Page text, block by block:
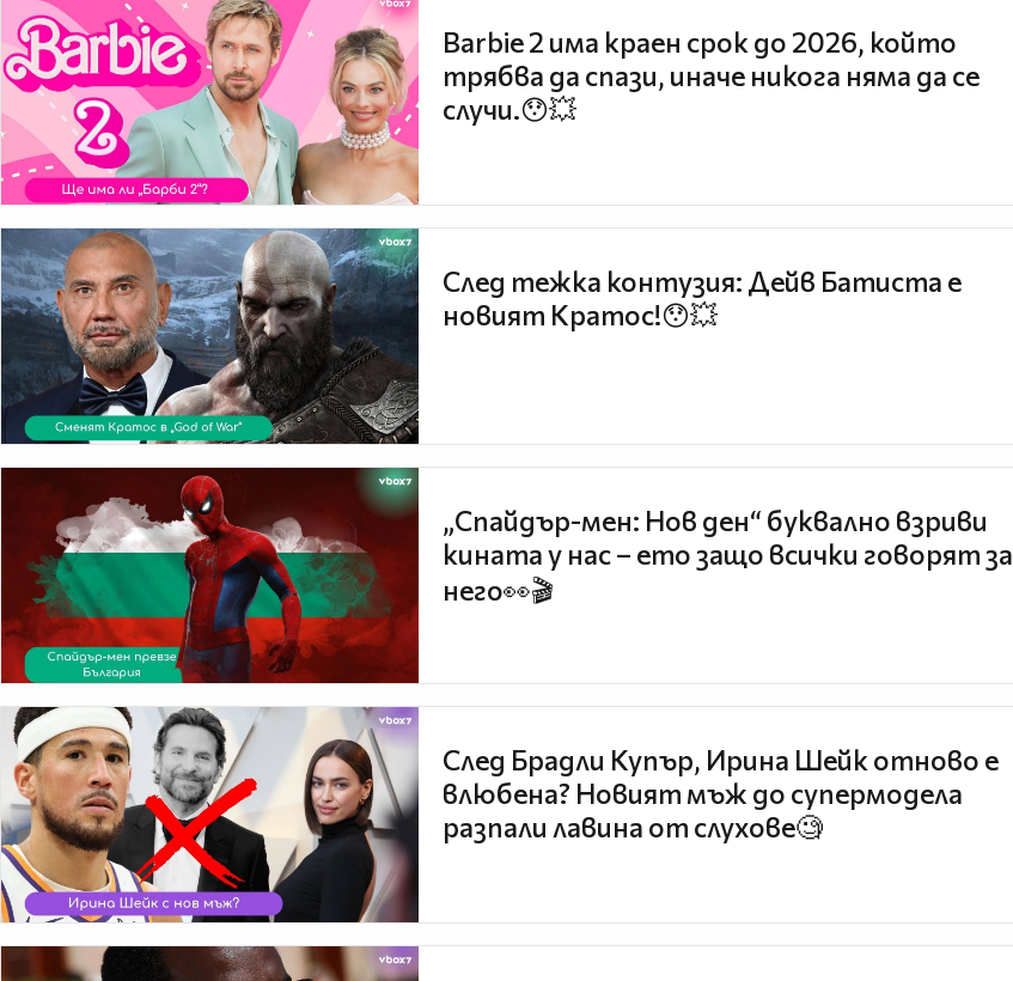
Barbie 2 има краен срок до 2026, който
трябва да спази, иначе никога няма да се
случи.😯💥
След тежка контузия: Дейв Батиста е
новият Кратос!😯💥
„Спайдър-мен: Нов ден“ буквално взриви
кината у нас – ето защо всички говорят за
него👀🎬
След Брадли Купър, Ирина Шейк отново е
влюбена? Новият мъж до супермодела
разпали лавина от слухове🧐